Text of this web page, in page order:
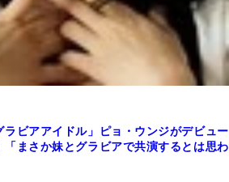
ラビアアイドル」ピョ・ウンジがデビュー
「まさか妹とグラビアで共演するとは思わ